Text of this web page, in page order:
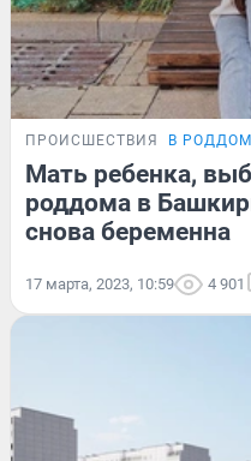
ПРОИСШЕСТВИЯ В
Мать ребенка,
роддома в
снова беременна
17 марта, 2023, 10:59 4 901